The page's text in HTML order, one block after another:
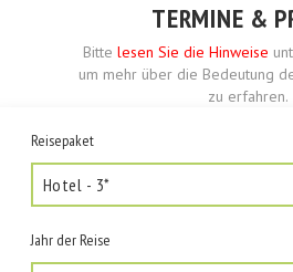
TERMINE &
Bitte lesen Sie die Hinweise
um mehr über die Bedeutung
zu erfahren.
Reisepaket
Jahr der Reise